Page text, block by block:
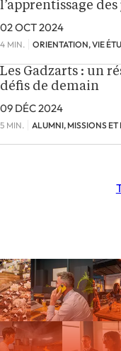
l’apprentissage des
02 OCT 2024
4 MIN. ORIENTATION, VIE
Les Gadzarts : un
défis de demain
09 DÉC 2024
5 MIN. ALUMNI, MISSIONS